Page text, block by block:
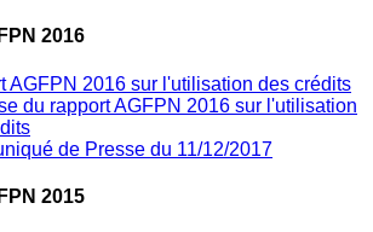
2016
AGFPN 2016 sur l'utilisation des crédits
du rapport AGFPN 2016 sur l'utilisation
de Presse du 11/12/2017
2015